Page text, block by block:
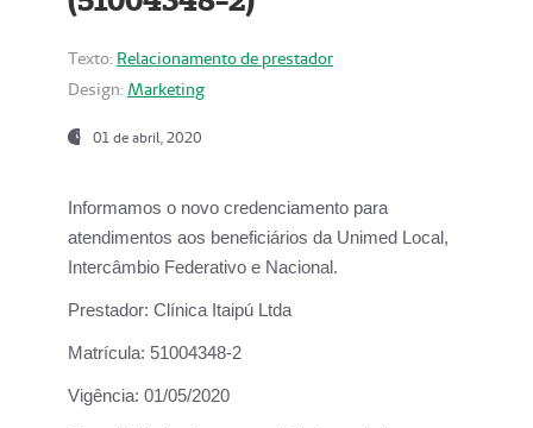
Texto: Relacionamento de prestador
Design: Marketing
01 de abril, 2020
Informamos o novo credenciamento para
atendimentos aos beneficiários da Unimed Local,
Intercâmbio Federativo e Nacional.
Prestador: Clínica Itaipú Ltda
Matrícula: 51004348-2
Vigência: 01/05/2020